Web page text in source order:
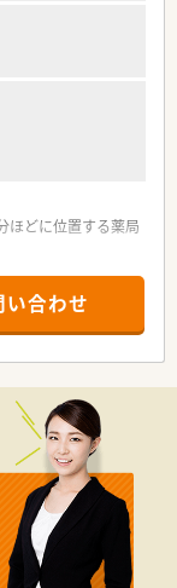
ほどに位置する薬局
タッフは2名在籍し
来の店舗展開を見
与に反映される環
も主体的に関わっ
年齢30代前半の若
い合わせ